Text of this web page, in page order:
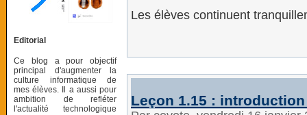
Editorial
Ce blog a pour objectif
principal d'augmenter la
culture informatique de
mes élèves. Il a aussi pour
ambition de refléter
l'actualité technologique
Les élèves continuent
Leçon 1.15 :